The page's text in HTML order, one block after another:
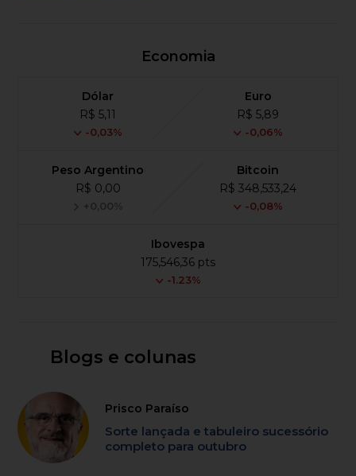
Economia
Dólar
R$ 5,11
-0,03%
Euro
R$ 5,89
-0,06%
Peso Argentino
R$ 0,00
+0,00%
Bitcoin
R$ 348,533,24
-0,08%
Ibovespa
175,546,36 pts
-1.23%
Blogs e colunas
Prisco Paraíso
Sorte lançada e tabuleiro sucessório
completo para outubro